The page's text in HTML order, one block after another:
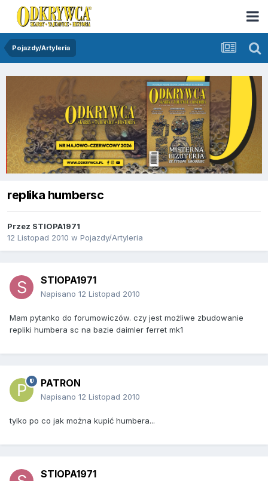
Pojazdy/Artyleria
replika humbersc
Przez STIOPA1971
12 Listopad 2010 w Pojazdy/Artyleria
STIOPA1971
Napisano 12 Listopad 2010
Mam pytanko do forumowiczów. czy jest możliwe zbudowanie
repliki humbera sc na bazie daimler ferret mk1
PATRON
Napisano 12 Listopad 2010
tylko po co jak można kupić humbera...
STIOPA1971